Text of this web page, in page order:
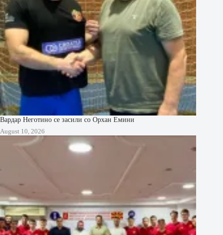
Вардар Неготино се засили со Орхан Емини
August 10, 2026